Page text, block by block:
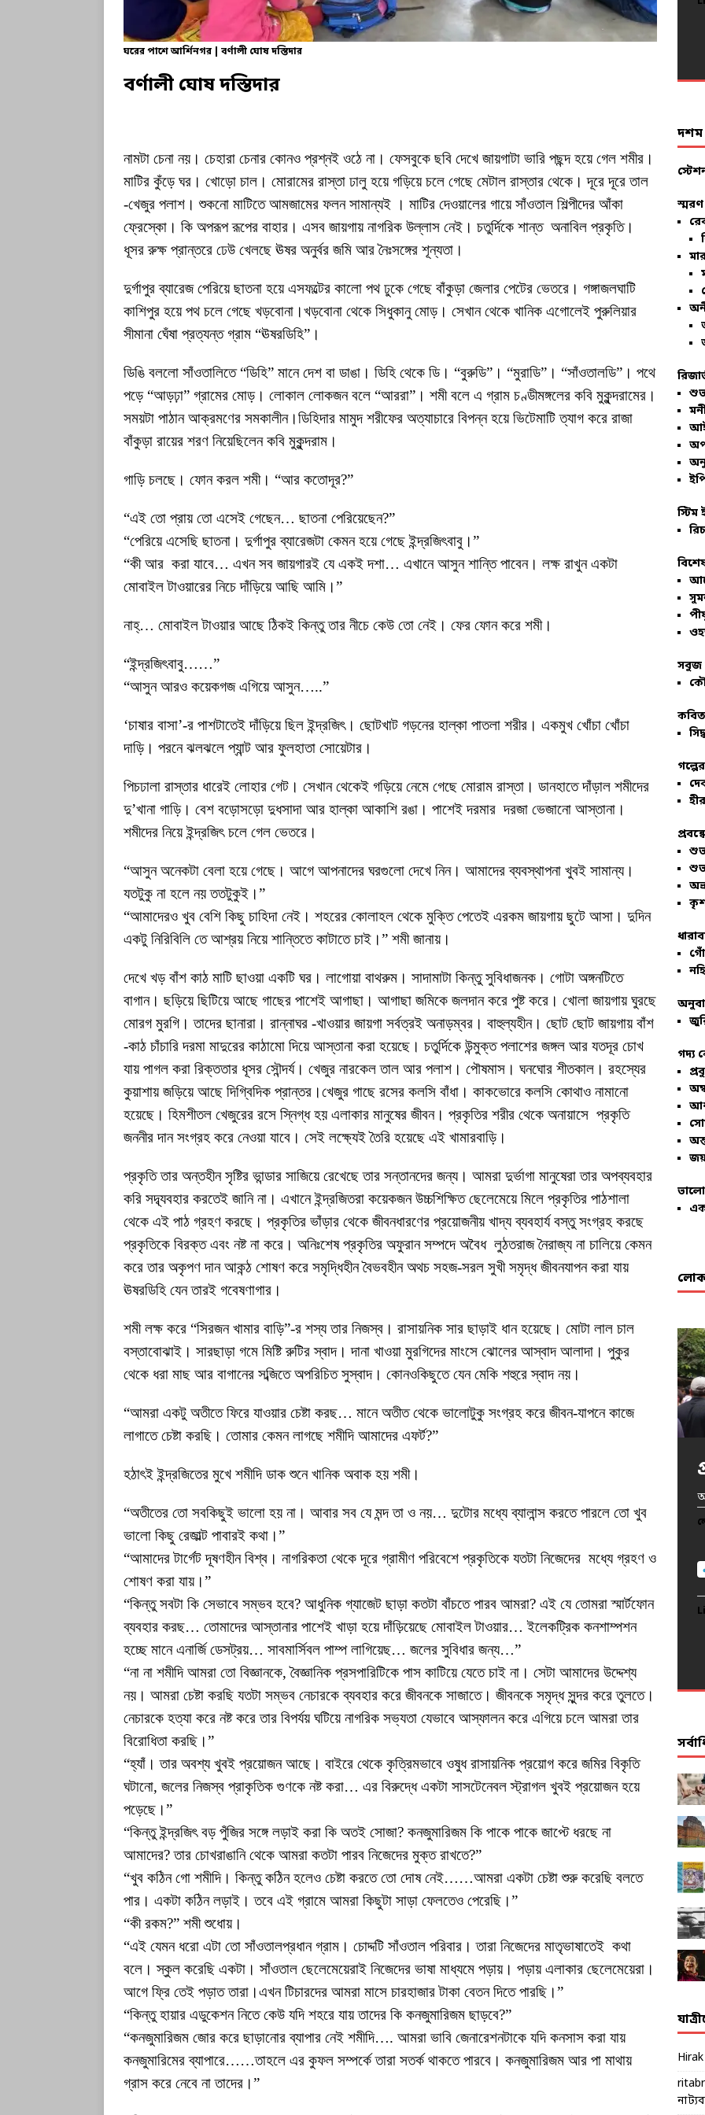
ঘরের পাশে আর্শিনগর | বর্ণালী ঘোষ দস্তিদার
বর্ণালী ঘোষ দস্তিদার
নামটা চেনা নয়। চেহারা চেনার কোনও প্রশ্নই ওঠে না। ফেসবুকে ছবি দেখে জায়গাটা ভারি পছন্দ হয়ে গেল শমীর।
মাটির কুঁড়ে ঘর। খোড়ো চাল। মোরামের রাস্তা ঢালু হয়ে গড়িয়ে চলে গেছে মেটাল রাস্তার থেকে। দূরে দূরে তাল
-খেজুর পলাশ। শুকনো মাটিতে আমজামের ফলন সামান্যই । মাটির দেওয়ালের গায়ে সাঁওতাল শিল্পীদের আঁকা
ফ্রেস্কো। কি অপরূপ রূপের বাহার। এসব জায়গায় নাগরিক উল্লাস নেই। চতুর্দিকে শান্ত অনাবিল প্রকৃতি।
ধূসর রুক্ষ প্রান্তরে ঢেউ খেলছে ঊষর অনুর্বর জমি আর নৈঃসঙ্গের শূন্যতা।
দুর্গাপুর ব্যারেজ পেরিয়ে ছাতনা হয়ে এসফল্টের কালো পথ ঢুকে গেছে বাঁকুড়া জেলার পেটের ভেতরে। গঙ্গাজলঘাটি
কাশিপুর হয়ে পথ চলে গেছে খড়বোনা।খড়বোনা থেকে সিধুকানু মোড়। সেখান থেকে খানিক এগোলেই পুরুলিয়ার
সীমানা ঘেঁষা প্রত্যন্ত গ্রাম “ঊষরডিহি”।
ডিঙি বললো সাঁওতালিতে “ডিহি” মানে দেশ বা ডাঙা। ডিহি থেকে ডি। “বুরুডি”। “মুরাডি”। “সাঁওতালডি”। পথে
পড়ে “আড়ঢ়া” গ্রামের মোড়। লোকাল লোকজন বলে “আররা”। শমী বলে এ গ্রাম চণ্ডীমঙ্গলের কবি মুকুন্দরামের।
সময়টা পাঠান আক্রমণের সমকালীন।ডিহিদার মামুদ শরীফের অত্যাচারে বিপন্ন হয়ে ভিটেমাটি ত্যাগ করে রাজা
বাঁকুড়া রায়ের শরণ নিয়েছিলেন কবি মুকুন্দরাম।
গাড়ি চলছে। ফোন করল শমী। “আর কতোদূর?”
“এই তো প্রায় তো এসেই গেছেন… ছাতনা পেরিয়েছেন?”
“পেরিয়ে এসেছি ছাতনা। দুর্গাপুর ব্যারেজটা কেমন হয়ে গেছে ইন্দ্রজিৎবাবু।”
“কী আর করা যাবে… এখন সব জায়গারই যে একই দশা… এখানে আসুন শান্তি পাবেন। লক্ষ রাখুন একটা
মোবাইল টাওয়ারের নিচে দাঁড়িয়ে আছি আমি।”
নাহ্… মোবাইল টাওয়ার আছে ঠিকই কিন্তু তার নীচে কেউ তো নেই। ফের ফোন করে শমী।
“ইন্দ্রজিৎবাবু……”
“আসুন আরও কয়েকগজ এগিয়ে আসুন…..”
‘চাষার বাসা’-র পাশটাতেই দাঁড়িয়ে ছিল ইন্দ্রজিৎ। ছোটখাট গড়নের হাল্কা পাতলা শরীর। একমুখ খোঁচা খোঁচা
দাড়ি। পরনে ঝলঝলে প্যান্ট আর ফুলহাতা সোয়েটার।
পিচঢালা রাস্তার ধারেই লোহার গেট। সেখান থেকেই গড়িয়ে নেমে গেছে মোরাম রাস্তা। ডানহাতে দাঁড়াল শমীদের
দু’খানা গাড়ি। বেশ বড়োসড়ো দুধসাদা আর হাল্কা আকাশি রঙা। পাশেই দরমার দরজা ভেজানো আস্তানা।
শমীদের নিয়ে ইন্দ্রজিৎ চলে গেল ভেতরে।
“আসুন অনেকটা বেলা হয়ে গেছে। আগে আপনাদের ঘরগুলো দেখে নিন। আমাদের ব্যবস্থাপনা খুবই সামান্য।
যতটুকু না হলে নয় ততটুকুই।”
“আমাদেরও খুব বেশি কিছু চাহিদা নেই। শহরের কোলাহল থেকে মুক্তি পেতেই এরকম জায়গায় ছুটে আসা। দুদিন
একটু নিরিবিলি তে আশ্রয় নিয়ে শান্তিতে কাটাতে চাই।” শমী জানায়।
দেখে খড় বাঁশ কাঠ মাটি ছাওয়া একটি ঘর। লাগোয়া বাথরুম। সাদামাটা কিন্তু সুবিধাজনক। গোটা অঙ্গনটিতে
বাগান। ছড়িয়ে ছিটিয়ে আছে গাছের পাশেই আগাছা। আগাছা জমিকে জলদান করে পুষ্ট করে। খোলা জায়গায় ঘুরছে
মোরগ মুরগি। তাদের ছানারা। রান্নাঘর -খাওয়ার জায়গা সর্বত্রই অনাড়ম্বর। বাহুল্যহীন। ছোট ছোট জায়গায় বাঁশ
-কাঠ চাঁচারি দরমা মাদুরের কাঠামো দিয়ে আস্তানা করা হয়েছে। চতুর্দিকে উন্মুক্ত পলাশের জঙ্গল আর যতদূর চোখ
যায় পাগল করা রিক্ততার ধূসর সৌন্দর্য। খেজুর নারকেল তাল আর পলাশ। পৌষমাস। ঘনঘোর শীতকাল। রহস্যের
কুয়াশায় জড়িয়ে আছে দিগ্বিদিক প্রান্তর।খেজুর গাছে রসের কলসি বাঁধা। কাকভোরে কলসি কোথাও নামানো
হয়েছে। হিমশীতল খেজুরের রসে স্নিগ্ধ হয় এলাকার মানুষের জীবন। প্রকৃতির শরীর থেকে অনায়াসে প্রকৃতি
জননীর দান সংগ্রহ করে নেওয়া যাবে। সেই লক্ষ্যেই তৈরি হয়েছে এই খামারবাড়ি।
প্রকৃতি তার অন্তহীন সৃষ্টির ভান্ডার সাজিয়ে রেখেছে তার সন্তানদের জন্য। আমরা দুর্ভাগা মানুষেরা তার অপব্যবহার
করি সদ্ব্যবহার করতেই জানি না। এখানে ইন্দ্রজিতরা কয়েকজন উচ্চশিক্ষিত ছেলেমেয়ে মিলে প্রকৃতির পাঠশালা
থেকে এই পাঠ গ্রহণ করছে। প্রকৃতির ভাঁড়ার থেকে জীবনধারণের প্রয়োজনীয় খাদ্য ব্যবহার্য বস্তু সংগ্রহ করছে
প্রকৃতিকে বিরক্ত এবং নষ্ট না করে। অনিঃশেষ প্রকৃতির অফুরান সম্পদে অবৈধ লুঠতরাজ নৈরাজ্য না চালিয়ে কেমন
করে তার অকৃপণ দান আকন্ঠ শোষণ করে সমৃদ্ধিহীন বৈভবহীন অথচ সহজ-সরল সুখী সমৃদ্ধ জীবনযাপন করা যায়
ঊষরডিহি যেন তারই গবেষণাগার।
শমী লক্ষ করে “সিরজন খামার বাড়ি”-র শস্য তার নিজস্ব। রাসায়নিক সার ছাড়াই ধান হয়েছে। মোটা লাল চাল
বস্তাবোঝাই। সারছাড়া গমে মিষ্টি রুটির স্বাদ। দানা খাওয়া মুরগিদের মাংসে ঝোলের আস্বাদ আলাদা। পুকুর
থেকে ধরা মাছ আর বাগানের সব্জিতে অপরিচিত সুস্বাদ। কোনওকিছুতে যেন মেকি শহুরে স্বাদ নয়।
“আমরা একটু অতীতে ফিরে যাওয়ার চেষ্টা করছ… মানে অতীত থেকে ভালোটুকু সংগ্রহ করে জীবন-যাপনে কাজে
লাগাতে চেষ্টা করছি। তোমার কেমন লাগছে শমীদি আমাদের এফর্ট?”
হঠাৎই ইন্দ্রজিতের মুখে শমীদি ডাক শুনে খানিক অবাক হয় শমী।
“অতীতের তো সবকিছুই ভালো হয় না। আবার সব যে মন্দ তা ও নয়… দুটোর মধ্যে ব্যালান্স করতে পারলে তো খুব
ভালো কিছু রেজাল্ট পাবারই কথা।”
“আমাদের টার্গেট দূষণহীন বিশ্ব। নাগরিকতা থেকে দূরে গ্রামীণ পরিবেশে প্রকৃতিকে যতটা নিজেদের মধ্যে গ্রহণ ও
শোষণ করা যায়।”
“কিন্তু সবটা কি সেভাবে সম্ভব হবে? আধুনিক গ্যাজেট ছাড়া কতটা বাঁচতে পারব আমরা? এই যে তোমরা স্মার্টফোন
ব্যবহার করছ… তোমাদের আস্তানার পাশেই খাড়া হয়ে দাঁড়িয়েছে মোবাইল টাওয়ার… ইলেকট্রিক কনশাম্পশন
হচ্ছে মানে এনার্জি ডেসট্রয়… সাবমার্সিবল পাম্প লাগিয়েছ… জলের সুবিধার জন্য…”
“না না শমীদি আমরা তো বিজ্ঞানকে, বৈজ্ঞানিক প্রসপারিটিকে পাস কাটিয়ে যেতে চাই না। সেটা আমাদের উদ্দেশ্য
নয়। আমরা চেষ্টা করছি যতটা সম্ভব নেচারকে ব্যবহার করে জীবনকে সাজাতে। জীবনকে সমৃদ্ধ সুন্দর করে তুলতে।
নেচারকে হত্যা করে নষ্ট করে তার বিপর্যয় ঘটিয়ে নাগরিক সভ্যতা যেভাবে আস্ফালন করে এগিয়ে চলে আমরা তার
বিরোধিতা করছি।”
“হ্যাঁ। তার অবশ্য খুবই প্রয়োজন আছে। বাইরে থেকে কৃত্রিমভাবে ওষুধ রাসায়নিক প্রয়োগ করে জমির বিকৃতি
ঘটানো, জলের নিজস্ব প্রাকৃতিক গুণকে নষ্ট করা… এর বিরুদ্ধে একটা সাসটেনেবল স্ট্রাগল খুবই প্রয়োজন হয়ে
পড়েছে।”
“কিন্তু ইন্দ্রজিৎ বড় পুঁজির সঙ্গে লড়াই করা কি অতই সোজা? কনজুমারিজম কি পাকে পাকে জাপ্টে ধরছে না
আমাদের? তার চোখরাঙানি থেকে আমরা কতটা পারব নিজেদের মুক্ত রাখতে?”
“খুব কঠিন গো শমীদি। কিন্তু কঠিন হলেও চেষ্টা করতে তো দোষ নেই……আমরা একটা চেষ্টা শুরু করেছি বলতে
পার। একটা কঠিন লড়াই। তবে এই গ্রামে আমরা কিছুটা সাড়া ফেলতেও পেরেছি।”
“কী রকম?” শমী শুধোয়।
“এই যেমন ধরো এটা তো সাঁওতালপ্রধান গ্রাম। চোদ্দটি সাঁওতাল পরিবার। তারা নিজেদের মাতৃভাষাতেই কথা
বলে। স্কুল করেছি একটা। সাঁওতাল ছেলেমেয়েরাই নিজেদের ভাষা মাধ্যমে পড়ায়। পড়ায় এলাকার ছেলেমেয়েরা।
আগে ফ্রি তেই পড়াত তারা।এখন টিচারদের আমরা মাসে চারহাজার টাকা বেতন দিতে পারছি।”
“কিন্তু হায়ার এডুকেশন নিতে কেউ যদি শহরে যায় তাদের কি কনজুমারিজম ছাড়বে?”
“কনজুমারিজম জোর করে ছাড়ানোর ব্যাপার নেই শমীদি…. আমরা ভাবি জেনারেশনটাকে যদি কনসাস করা যায়
কনজুমারিমের ব্যাপারে……তাহলে এর কুফল সম্পর্কে তারা সতর্ক থাকতে পারবে। কনজুমারিজম আর পা মাথায়
গ্রাস করে নেবে না তাদের।”
দশম
স্মরণ
স্টিম
সবুজ
গদ্য